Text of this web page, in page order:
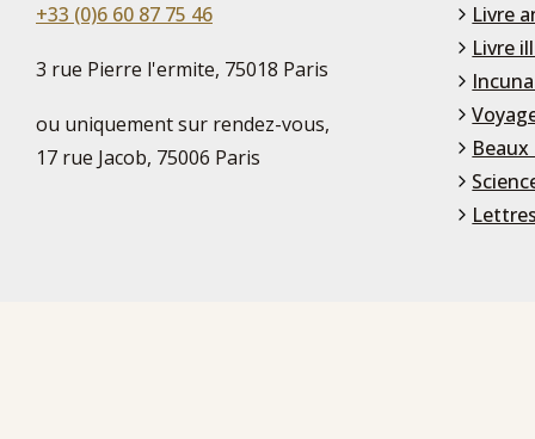
+33 (0)6 60 87 75 46
3 rue Pierre l'ermite, 75018 Paris
ou uniquement sur rendez-vous,
17 rue Jacob, 75006 Paris
Livre
Livre